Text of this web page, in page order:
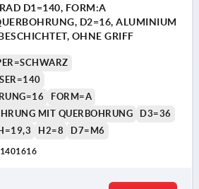
D1=140, FORM:A
D2=16, ALUMINIUM
OHNE GRIFF
FORM=A
MIT QUERBOHRUNG
D3=36
H2=8 D7=M6